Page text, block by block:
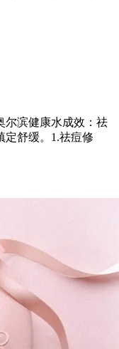
尔滨健康水成效：祛
定舒缓。1.祛痘修